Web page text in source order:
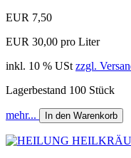
EUR 7,50
EUR 30,00 pro Liter
inkl. 10 % USt zzgl.
Lagerbestand 100 Stück
mehr... In den Warenkorb